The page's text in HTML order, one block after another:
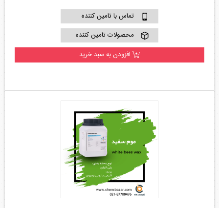
تماس با تامین کننده
محصولات تامین کننده
افزودن به سبد خرید